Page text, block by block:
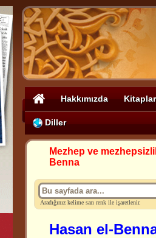
Hakkımızda Kitaplar
Diller
Mezhep ve
Benna
Aradığınız kelime sarı renk ile işaretlenir.
Hasan el-